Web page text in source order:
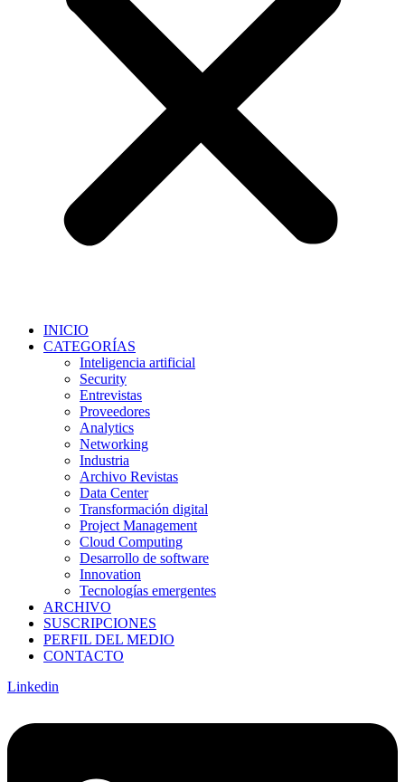
INICIO
CATEGORÍAS
Inteligencia artificial
Security
Entrevistas
Proveedores
Analytics
Networking
Industria
Archivo Revistas
Data Center
Transformación digital
Project Management
Cloud Computing
Desarrollo de software
Innovation
Tecnologías emergentes
ARCHIVO
SUSCRIPCIONES
PERFIL DEL MEDIO
CONTACTO
Linkedin